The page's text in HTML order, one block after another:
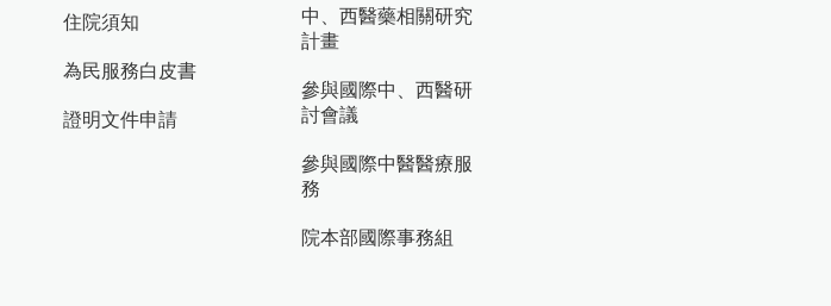
住院須知
為民服務白皮書
證明文件申請
中、西醫藥相關研究
計畫
參與國際中、西醫研
討會議
參與國際中醫醫療服
務
院本部國際事務組